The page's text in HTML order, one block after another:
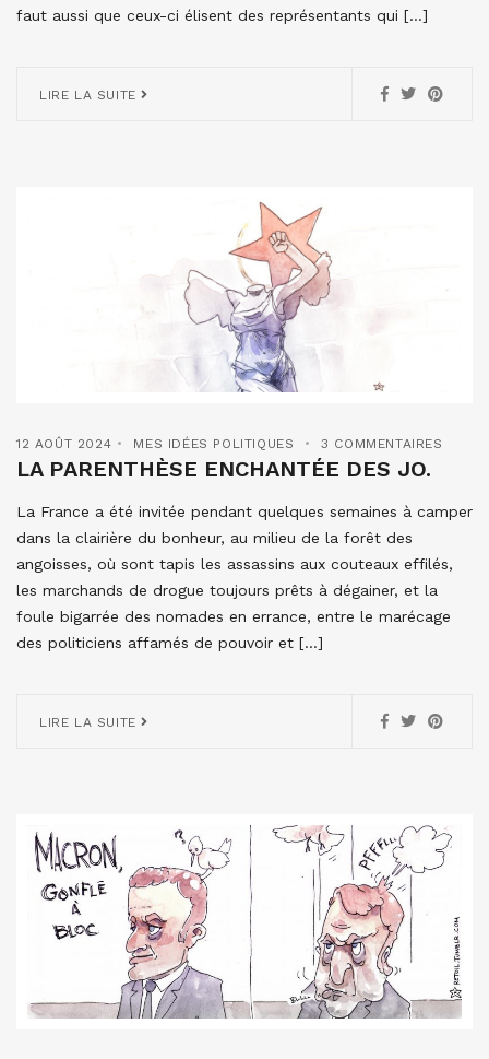
faut aussi que ceux-ci élisent des représentants qui […]
LIRE LA SUITE
12 AOÛT 2024 MES IDÉES POLITIQUES 3 COMMENTAIRES
LA PARENTHÈSE ENCHANTÉE DES JO.
La France a été invitée pendant quelques semaines à camper
dans la clairière du bonheur, au milieu de la forêt des
angoisses, où sont tapis les assassins aux couteaux effilés,
les marchands de drogue toujours prêts à dégainer, et la
foule bigarrée des nomades en errance, entre le marécage
des politiciens affamés de pouvoir et […]
LIRE LA SUITE